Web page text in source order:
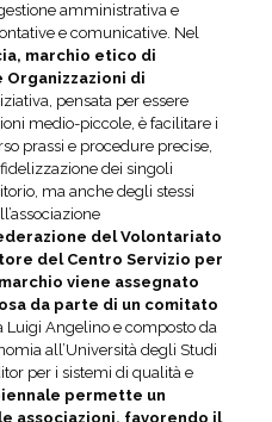
amministrativa e
e comunicative. Nel
marchio etico di
di
pensata per essere
medio-piccole, è facilitare i
prassi e procedure precise,
dei singoli
ma anche degli stessi
del Volontariato
del Centro Servizio per
viene assegnato
da parte di un comitato
Luigi Angelino e composto da
all’Università degli Studi
per i sistemi di qualità e
permette un
associazioni, favorendo il